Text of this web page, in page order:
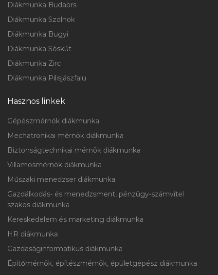
Diákmunka Budaörs
Diákmunka Szolnok
Diákmunka Bugyi
Diákmunka Sóskút
Diákmunka Zirc
Diákmunka Pilisjászfalu
Hasznos linkek
Gépészmérnök diákmunka
Mechatronikai mérnök diákmunka
Biztonságtechnikai mérnök diákmunka
Villamosmérnök diákmunka
Műszaki menedzser diákmunka
Gazdálkodás- és menedzsment, pénzügy-számvitel
szakos diákmunka
Kereskedelem és marketing diákmunka
HR diákmunka
Gazdaságinformatikus diákmunka
Építőmérnök, építészmérnök, épületgépész diákmunka